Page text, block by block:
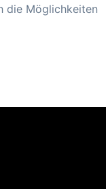
die Möglichkeiten